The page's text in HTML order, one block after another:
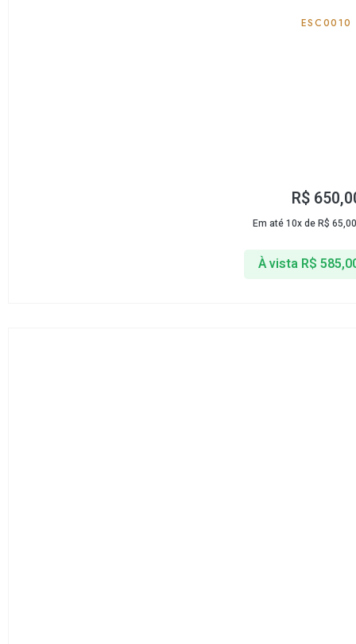
ESC0010
R$
Em até 10x deR$ 65,00
À vista R$